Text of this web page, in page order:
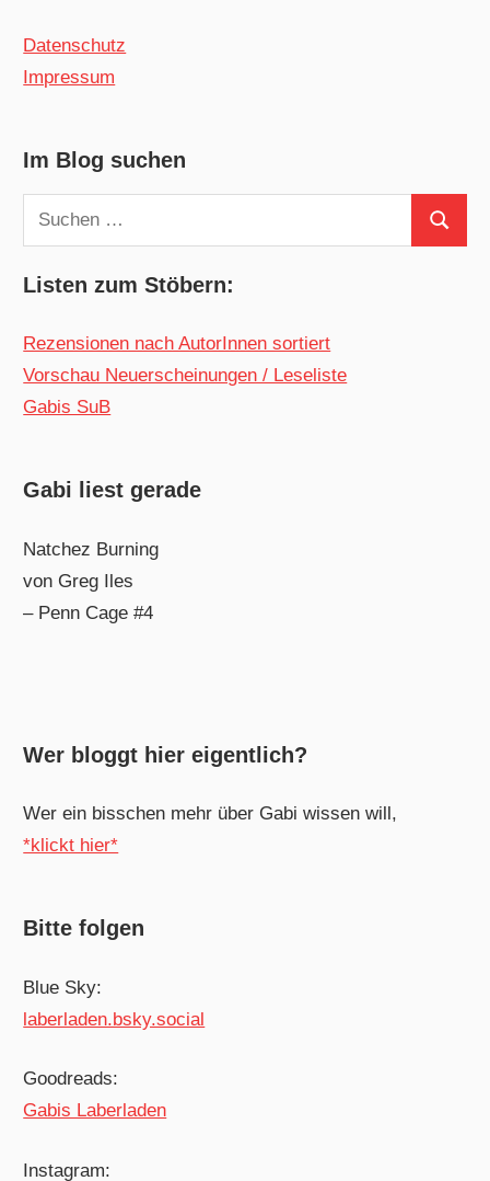
Datenschutz
Impressum
Im Blog suchen
Suchen
nach:
Suchen
Listen zum Stöbern:
Rezensionen nach AutorInnen sortiert
Vorschau Neuerscheinungen / Leseliste
Gabis SuB
Gabi liest gerade
Natchez Burning
von Greg Iles
– Penn Cage #4
Wer bloggt hier eigentlich?
Wer ein bisschen mehr über Gabi wissen will,
*klickt hier*
Bitte folgen
Blue Sky:
laberladen.bsky.social
Goodreads:
Gabis Laberladen
Instagram: